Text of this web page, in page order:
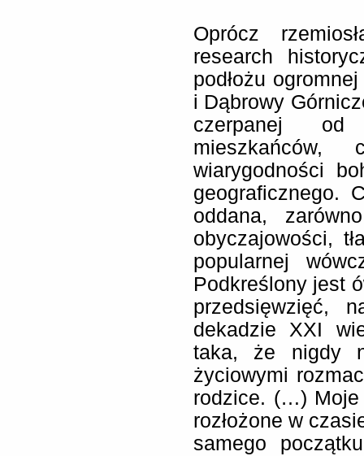
Oprócz
research
podłożu
i Dąbrowy
czerpanej
wiarygodności
geograficznego.
oddana,
obyczajowości,
popularnej
Podkreślony jest
przedsięwzięć,
dekadzie XXI
taka, że nigdy
życiowymi
rodzice. (…) Moje
rozłożone w
samego